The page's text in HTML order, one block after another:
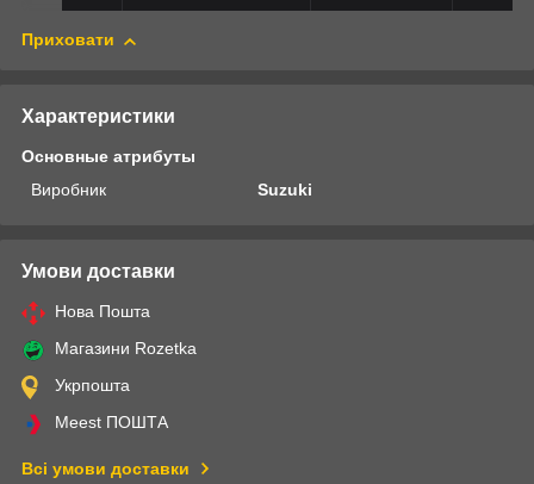
Приховати
Характеристики
Основные атрибуты
Виробник
Suzuki
Умови доставки
Нова Пошта
Магазини Rozetka
Укрпошта
Meest ПОШТА
Всі умови доставки